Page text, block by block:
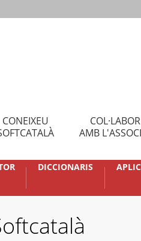
CONEIXEU
AMB
DICCIONARIS